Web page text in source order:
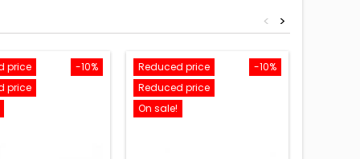
>
<
-10%
price
price
-10%
Reduced price
Reduced price
On sale!